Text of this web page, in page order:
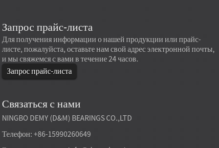
Запрос прайс-листа
Для получения информации о нашей продукции или прайс-
листе, пожалуйста, оставьте нам свой адрес электронной почты,
и мы свяжемся с вами в течение 24 часов.
Запрос прайс-листа
Связаться с нами
NINGBO DEMY (D&M) BEARINGS CO.,LTD
Телефон: +86-15990260649